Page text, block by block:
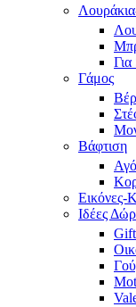
Γάμος
Βάφτιση
Εικόνες-
Ιδέες